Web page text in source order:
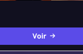
Voir